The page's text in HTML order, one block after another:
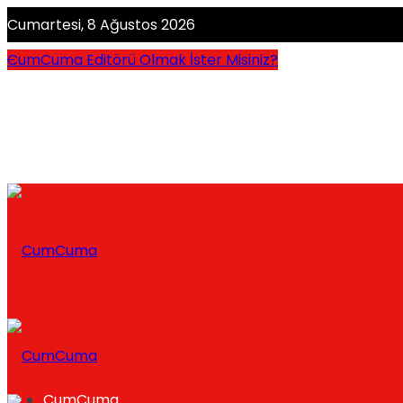
Cumartesi, 8 Ağustos 2026
CumCuma Editörü Olmak İster Misiniz?